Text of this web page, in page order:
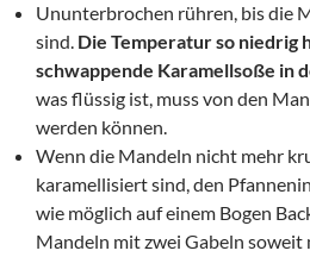
Ununterbrochen rühren, bis die
sind. Die Temperatur so niedrig
schwappende Karamellsoße in
was flüssig ist, muss von den
werden können.
Wenn die Mandeln nicht mehr
karamellisiert sind, den
wie möglich auf einem Bogen
Mandeln mit zwei Gabeln soweit